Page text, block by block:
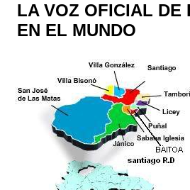
LA VOZ OFICIAL DE
EN EL MUNDO